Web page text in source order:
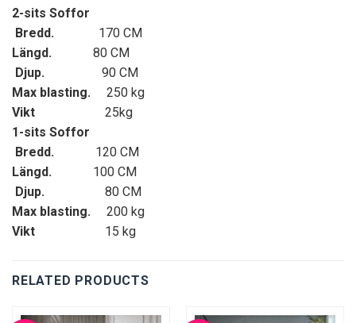
2-sits Soffor
Bredd.
170 CM
Längd.
80 CM
Djup.
90 CM
Max blasting. 250 kg
Vikt
25kg
1-sits Soffor
Bredd.
120 CM
Längd.
100 CM
Djup.
80 CM
Max blasting. 200 kg
Vikt
15 kg
RELATED PRODUCTS